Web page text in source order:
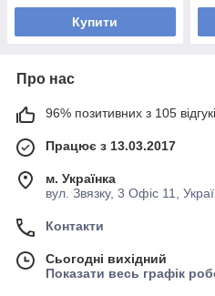
Купити
Про нас
96% позитивних з 105
Працює з 13.03.2017
м. Українка
вул. Звязку, 3 Офіс 11,
Контакти
Сьогодні вихідний
Показати весь графік